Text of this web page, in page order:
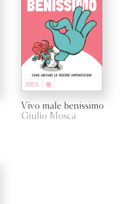
Vivo male benissimo
Giulio Mosca